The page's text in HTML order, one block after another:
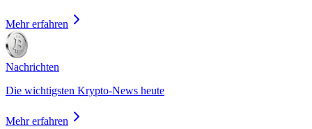
Mehr erfahren
Nachrichten
Die wichtigsten Krypto-News heute
Mehr erfahren